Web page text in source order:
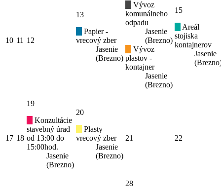
10 11 12
13
Papier -
vrecový zber
Jasenie
(Brezno)
Vývoz
komunálneho
odpadu
Jasenie
(Brezno)
Vývoz
plastov -
kontajner
Jasenie
(Brezno)
15
Areál
stojiska
kontajnerov
Jasenie
17 18
19
Konzultácie
stavebný úrad
od 13:00 do
15:00hod.
Jasenie
(Brezno)
20
Plasty
vrecový zber
Jasenie
(Brezno)
21 22
28